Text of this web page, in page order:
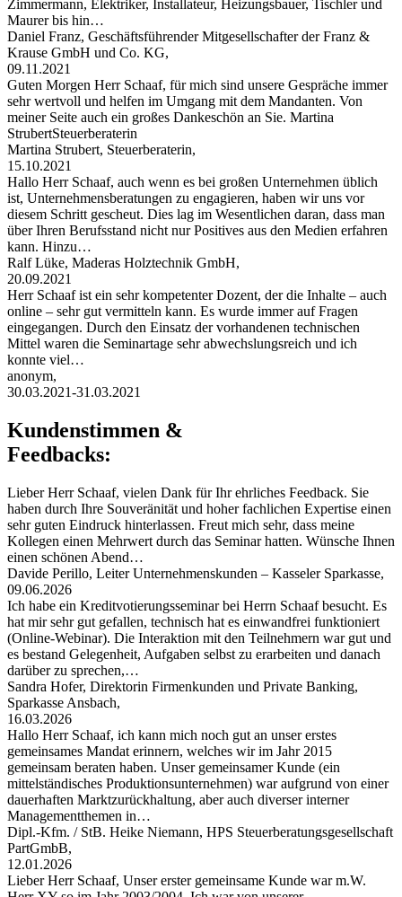
Zimmermann, Elektriker, Installateur, Heizungsbauer, Tischler und
Maurer bis hin…
Daniel Franz, Geschäftsführender Mitgesellschafter der Franz &
Krause GmbH und Co. KG,
09.11.2021
Guten Morgen Herr Schaaf, für mich sind unsere Gespräche immer
sehr wertvoll und helfen im Umgang mit dem Mandanten. Von
meiner Seite auch ein großes Dankeschön an Sie. Martina
StrubertSteuerberaterin
Martina Strubert, Steuerberaterin,
15.10.2021
Hallo Herr Schaaf, auch wenn es bei großen Unternehmen üblich
ist, Unternehmensberatungen zu engagieren, haben wir uns vor
diesem Schritt gescheut. Dies lag im Wesentlichen daran, dass man
über Ihren Berufsstand nicht nur Positives aus den Medien erfahren
kann. Hinzu…
Ralf Lüke, Maderas Holztechnik GmbH,
20.09.2021
Herr Schaaf ist ein sehr kompetenter Dozent, der die Inhalte – auch
online – sehr gut vermitteln kann. Es wurde immer auf Fragen
eingegangen. Durch den Einsatz der vorhandenen technischen
Mittel waren die Seminartage sehr abwechslungsreich und ich
konnte viel…
anonym,
30.03.2021-31.03.2021
Kundenstimmen &
Feedbacks:
Lieber Herr Schaaf, vielen Dank für Ihr ehrliches Feedback. Sie
haben durch Ihre Souveränität und hoher fachlichen Expertise einen
sehr guten Eindruck hinterlassen. Freut mich sehr, dass meine
Kollegen einen Mehrwert durch das Seminar hatten. Wünsche Ihnen
einen schönen Abend…
Davide Perillo, Leiter Unternehmenskunden – Kasseler Sparkasse,
09.06.2026
Ich habe ein Kreditvotierungsseminar bei Herrn Schaaf besucht. Es
hat mir sehr gut gefallen, technisch hat es einwandfrei funktioniert
(Online-Webinar). Die Interaktion mit den Teilnehmern war gut und
es bestand Gelegenheit, Aufgaben selbst zu erarbeiten und danach
darüber zu sprechen,…
Sandra Hofer, Direktorin Firmenkunden und Private Banking,
Sparkasse Ansbach,
16.03.2026
Hallo Herr Schaaf, ich kann mich noch gut an unser erstes
gemeinsames Mandat erinnern, welches wir im Jahr 2015
gemeinsam beraten haben. Unser gemeinsamer Kunde (ein
mittelständisches Produktionsunternehmen) war aufgrund von einer
dauerhaften Marktzurückhaltung, aber auch diverser interner
Managementthemen in…
Dipl.-Kfm. / StB. Heike Niemann, HPS Steuerberatungsgesellschaft
PartGmbB,
12.01.2026
Lieber Herr Schaaf, Unser erster gemeinsame Kunde war m.W.